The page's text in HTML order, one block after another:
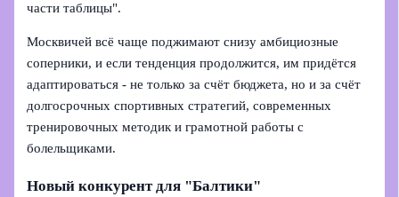
части таблицы".
Москвичей всё чаще поджимают снизу амбициозные
соперники, и если тенденция продолжится, им придётся
адаптироваться - не только за счёт бюджета, но и за счёт
долгосрочных спортивных стратегий, современных
тренировочных методик и грамотной работы с
болельщиками.
Новый конкурент для "Балтики"